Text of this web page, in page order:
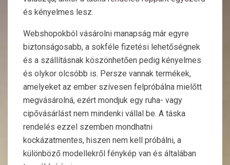
és kényelmes lesz.
Webshopokból vásárolni manapság már egyre
biztonságosabb, a sokféle fizetési lehetőségnek
és a szállításnak köszönhetően pedig kényelmes
és olykor olcsóbb is. Persze vannak termékek,
amelyeket az ember szívesen felpróbálna mielőtt
megvásárolná, ezért mondjuk egy ruha- vagy
cipővásárlást nem mindenki vállal be. A táska
rendelés ezzel szemben mondhatni
kockázatmentes, hiszen nem kell próbálni, a
különböző modellekről fénykép van és általában